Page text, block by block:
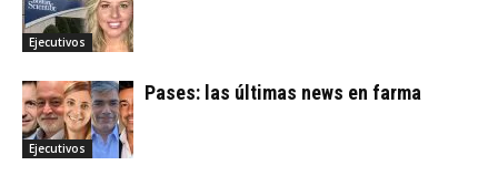
Ejecutivos
Ejecutivos
Pases: las últimas news en farma